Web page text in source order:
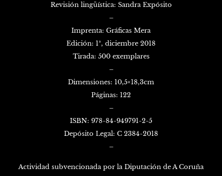
Revisión lingüística: Sandra Expósito
–
Imprenta: Gráficas Mera
Edición: 1ª, diciembre 2018
Tirada: 500 exemplares
–
Dimensiones: 10,5×18,3cm
Páginas: 122
–
ISBN: 978-84-949791-2-5
Depósito Legal: C 2384-2018
–
Actividad subvencionada por la Diputación de A Coruña